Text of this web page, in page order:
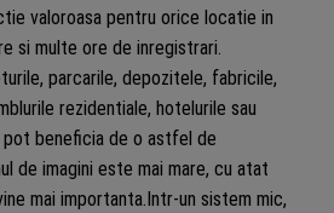
valoroasa pentru orice locatie in
si multe ore de inregistrari.
parcarile, depozitele, fabricile,
rezidentiale, hotelurile sau
beneficia de o astfel de
de imagini este mai mare, cu atat
mai importanta.Intr-un sistem mic,